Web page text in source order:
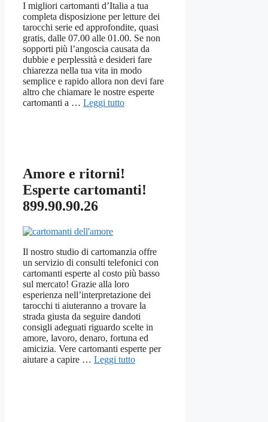
I migliori cartomanti d’Italia a tua
completa disposizione per letture dei
tarocchi serie ed approfondite, quasi
gratis, dalle 07.00 alle 01.00. Se non
sopporti più l’angoscia causata da
dubbie e perplessità e desideri fare
chiarezza nella tua vita in modo
semplice e rapido allora non devi fare
altro che chiamare le nostre esperte
cartomanti a … Leggi tutto
Amore e ritorni!
Esperte cartomanti!
899.90.90.26
Il nostro studio di cartomanzia offre
un servizio di consulti telefonici con
cartomanti esperte al costo più basso
sul mercato! Grazie alla loro
esperienza nell’interpretazione dei
tarocchi ti aiuteranno a trovare la
strada giusta da seguire dandoti
consigli adeguati riguardo scelte in
amore, lavoro, denaro, fortuna ed
amicizia. Vere cartomanti esperte per
aiutare a capire … Leggi tutto